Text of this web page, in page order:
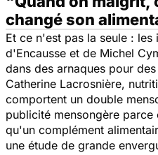
changé son
Et ce n'est pas la seule :
d'Encausse et de Michel
dans des arnaques pour
Catherine Lacrosnière,
comportent un double
publicité mensongère
qu'un complément
une étude de grande